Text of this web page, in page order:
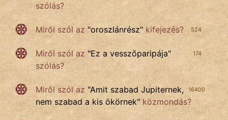
szólás?
524
Miről szól az "oroszlánrész" kifejezés?
174
Miről szól az "Ez a vesszőparipája"
szólás?
16400
Miről szól az "Amit szabad Jupiternek,
nem szabad a kis ökörnek" közmondás?